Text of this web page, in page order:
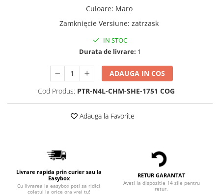
Culoare: Maro
Zamknięcie Versiune: zatrzask
IN STOC
Durata de livrare: 1
ADAUGA IN COS
Cod Produs: PTR-N4L-CHM-SHE-1751 COG
Adauga la Favorite
Livrare rapida prin curier sau la
Easybox
Cu livrarea la easybox poti sa ridici
coletul la orice ora vrei tu!
RETUR GARANTAT
Aveti la dispozitie 14 zile pentru
retur.